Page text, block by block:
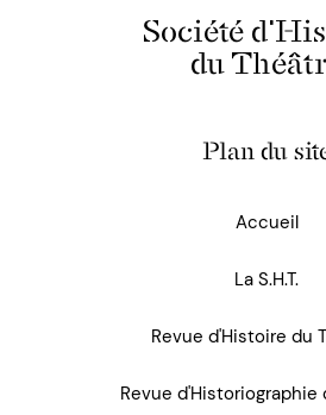
Société
du
Plan du
Accueil
La S.H.T.
Revue d'Histoire du
Revue d'Historiographie